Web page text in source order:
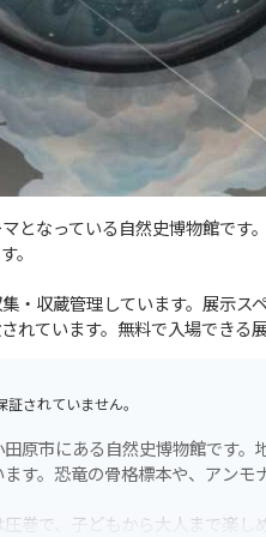
となっている自然史博物館です
。
・収蔵管理しています。展示ス
れています。無料で入場できる
されていません。
原市にある自然史博物館です
す。恐竜の骨格標本や、アンモ
巻で、子どもから大人まで楽